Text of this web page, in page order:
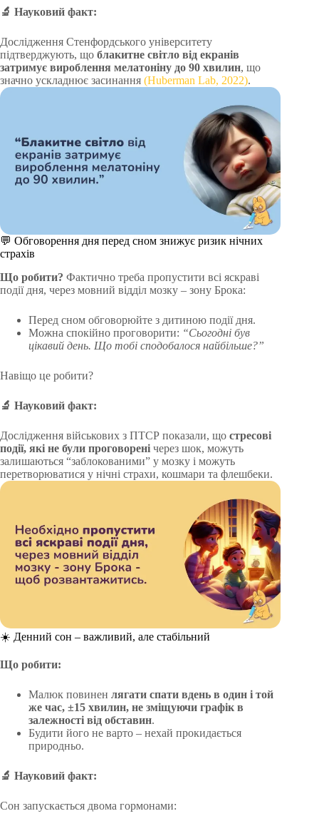
🔬 Науковий факт:
Дослідження Стенфордського університету
підтверджують, що блакитне світло від екранів
затримує вироблення мелатоніну до 90 хвилин, що
значно ускладнює засинання (Huberman Lab, 2022).
💬 Обговорення дня перед сном знижує ризик нічних
страхів
Що робити? Фактично треба пропустити всі яскраві
події дня, через мовний відділ мозку – зону Брока:
Перед сном обговорюйте з дитиною події дня.
Можна спокійно проговорити: “Сьогодні був
цікавий день. Що тобі сподобалося найбільше?”
Навіщо це робити?
🔬 Науковий факт:
Дослідження військових з ПТСР показали, що стресові
події, які не були проговорені через шок, можуть
залишаються “заблокованими” у мозку і можуть
перетворюватися у нічні страхи, кошмари та флешбеки.
☀️ Денний сон – важливий, але стабільний
Що робити:
Малюк повинен лягати спати вдень в один і той
же час, ±15 хвилин, не зміщуючи графік в
залежності від обставин.
Будити його не варто – нехай прокидається
природньо.
🔬 Науковий факт:
Сон запускається двома гормонами: